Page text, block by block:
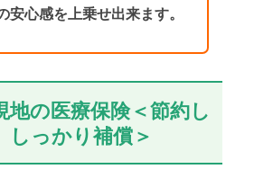
安心感を上乗せ出来ます。
地の医療保険＜節約し
しっかり補償＞